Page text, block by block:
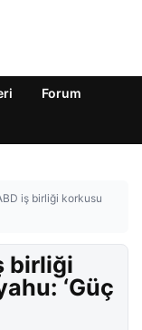
Forum
iş birliği korkusu
birliği
‘Güç